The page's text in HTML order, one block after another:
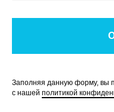
Заполняя данную форму, вы
с нашей политикой